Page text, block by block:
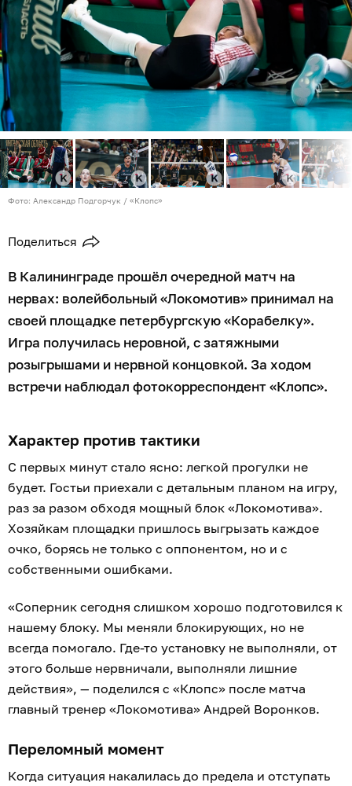
Фото: Александр Подгорчук / «Клопс»
Поделиться
В Калининграде прошёл очередной матч на
нервах: волейбольный «Локомотив» принимал на
своей площадке петербургскую «Корабелку».
Игра получилась неровной, с затяжными
розыгрышами и нервной концовкой. За ходом
встречи наблюдал фотокорреспондент «Клопс».
Характер против тактики
С первых минут стало ясно: легкой прогулки не
будет. Гостьи приехали с детальным планом на игру,
раз за разом обходя мощный блок «Локомотива».
Хозяйкам площадки пришлось выгрызать каждое
очко, борясь не только с оппонентом, но и с
собственными ошибками.
«Соперник сегодня слишком хорошо подготовился к
нашему блоку. Мы меняли блокирующих, но не
всегда помогало. Где-то установку не выполняли, от
этого больше нервничали, выполняли лишние
действия», — поделился с «Клопс» после матча
главный тренер «Локомотива» Андрей Воронков.
Переломный момент
Когда ситуация накалилась до предела и отступать